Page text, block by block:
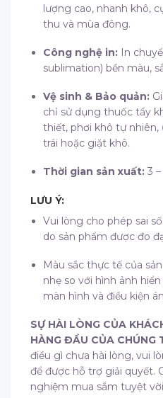
lượng cao, nhanh khô,
thu và mùa đông.
Công nghệ in: In
sublimation) bền màu,
Vệ sinh & Bảo quản:
chỉ sử dụng thuốc tẩy
thiết, phơi khô tự
trái hoặc giặt khô.
Thời gian sản xuất: 3
LƯU Ý:
Vui lòng cho phép sai
do sản phẩm được đo
Màu sắc thực tế của
nhẹ so với hình ảnh
màn hình và điều kiện
SỰ HÀI LÒNG CỦA
HÀNG ĐẦU CỦA CHÚNG
điều gì chưa hài lòng, vui
để được hỗ trợ giải quyết.
nghiệm mua sắm tuyệt